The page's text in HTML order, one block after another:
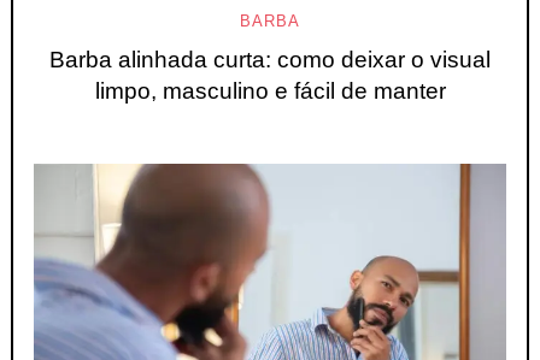
BARBA
Barba alinhada curta: como deixar o visual
limpo, masculino e fácil de manter